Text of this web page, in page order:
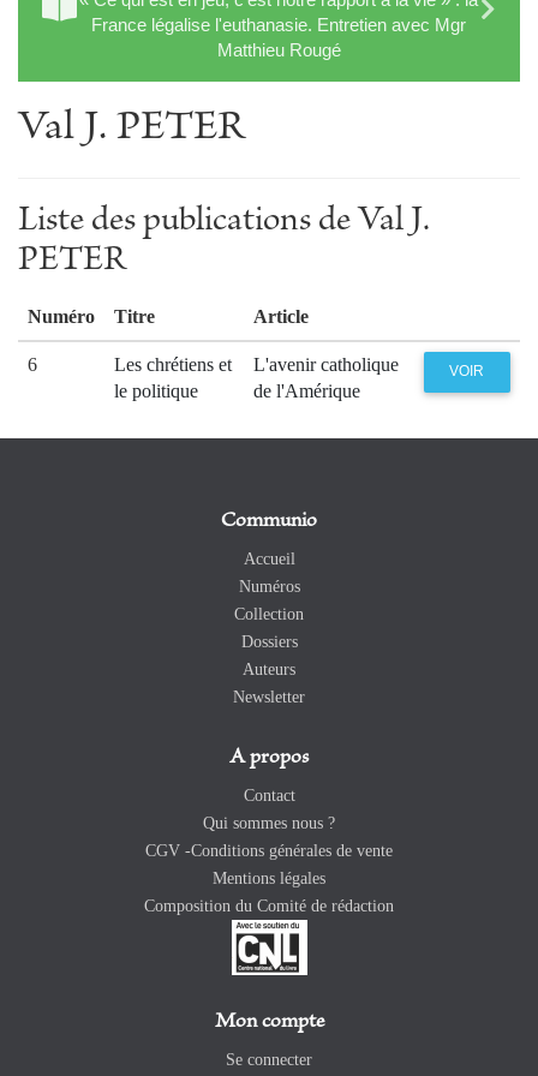
France légalise l'euthanasie. Entretien avec Mgr
Matthieu Rougé
Val J. PETER
Liste des publications de Val J.
PETER
Numéro Titre Article
6
Les chrétiens et
le politique
L'avenir catholique
de l'Amérique
VOIR
Communio
Accueil
Numéros
Collection
Dossiers
Auteurs
Newsletter
A propos
Contact
Qui sommes nous ?
CGV -Conditions générales de vente
Mentions légales
Composition du Comité de rédaction
Mon compte
Se connecter